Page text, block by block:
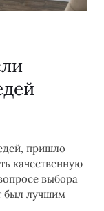
пришло
качественную
выбора
был лучшим